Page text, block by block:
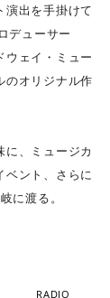
演出を手掛けて
デューサー
ウェイ・ミュー
のオリジナル作
、ミュージカ
ベント、さらに
に渡る。
RADIO